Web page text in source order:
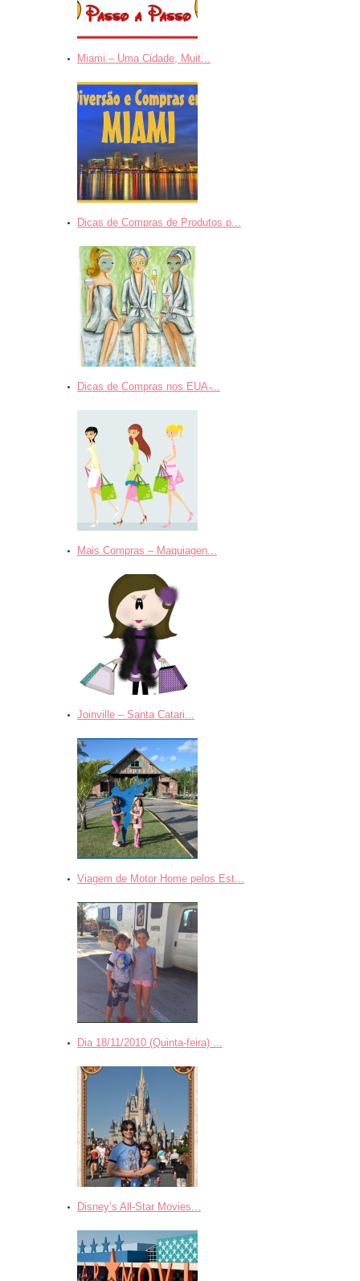
Miami – Uma Cidade, Muit...
Dicas de Compras de Produtos p...
Dicas de Compras nos EUA ̵...
Mais Compras – Maquiagen...
Joinville – Santa Catari...
Viagem de Motor Home pelos Est...
Dia 18/11/2010 (Quinta-feira) ...
Disney’s All-Star Movies...